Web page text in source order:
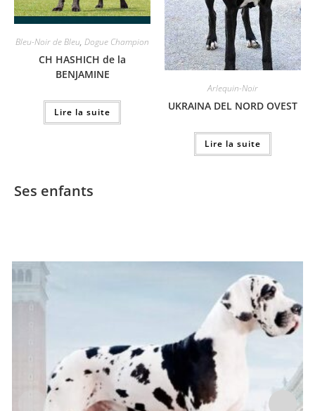
Bleu-Noir de Bleu, Dogue Champion
CH HASHICH de la
BENJAMINE
Lire la suite
Arlequin-Noir
UKRAINA DEL NORD OVEST
Lire la suite
Ses enfants